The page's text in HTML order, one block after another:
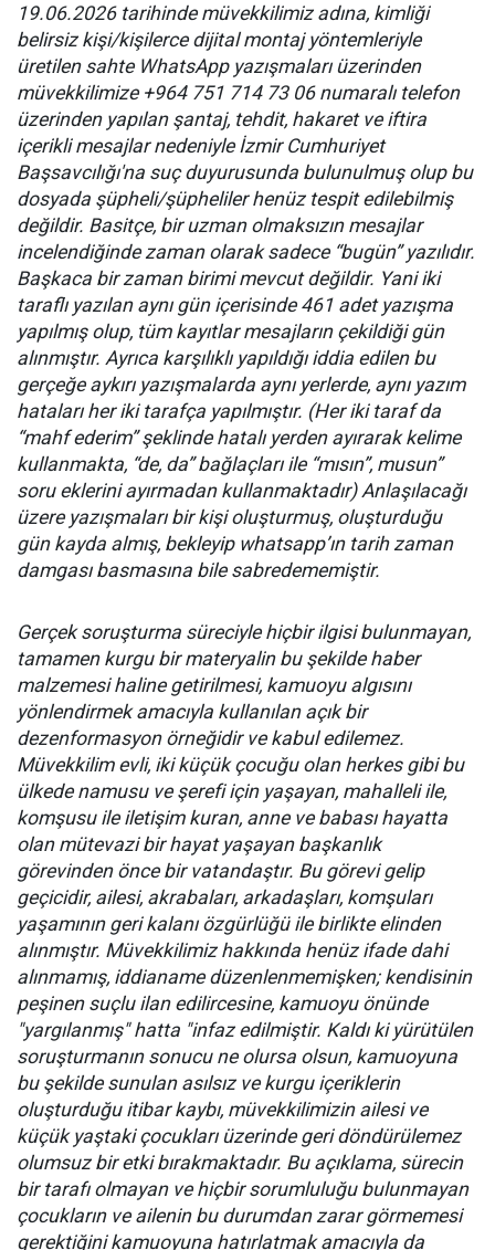
19.06.2026 tarihinde müvekkilimiz adına, kimliği
belirsiz kişi/kişilerce dijital montaj yöntemleriyle
üretilen sahte WhatsApp yazışmaları üzerinden
müvekkilimize +964 751 714 73 06 numaralı telefon
üzerinden yapılan şantaj, tehdit, hakaret ve iftira
içerikli mesajlar nedeniyle İzmir Cumhuriyet
Başsavcılığı'na suç duyurusunda bulunulmuş olup bu
dosyada şüpheli/şüpheliler henüz tespit edilebilmiş
değildir. Basitçe, bir uzman olmaksızın mesajlar
incelendiğinde zaman olarak sadece “bugün” yazılıdır.
Başkaca bir zaman birimi mevcut değildir. Yani iki
taraflı yazılan aynı gün içerisinde 461 adet yazışma
yapılmış olup, tüm kayıtlar mesajların çekildiği gün
alınmıştır. Ayrıca karşılıklı yapıldığı iddia edilen bu
gerçeğe aykırı yazışmalarda aynı yerlerde, aynı yazım
hataları her iki tarafça yapılmıştır. (Her iki taraf da
“mahf ederim” şeklinde hatalı yerden ayırarak kelime
kullanmakta, “de, da” bağlaçları ile “mısın”, musun”
soru eklerini ayırmadan kullanmaktadır) Anlaşılacağı
üzere yazışmaları bir kişi oluşturmuş, oluşturduğu
gün kayda almış, bekleyip whatsapp’ın tarih zaman
damgası basmasına bile sabredememiştir.
Gerçek soruşturma süreciyle hiçbir ilgisi bulunmayan,
tamamen kurgu bir materyalin bu şekilde haber
malzemesi haline getirilmesi, kamuoyu algısını
yönlendirmek amacıyla kullanılan açık bir
dezenformasyon örneğidir ve kabul edilemez.
Müvekkilim evli, iki küçük çocuğu olan herkes gibi bu
ülkede namusu ve şerefi için yaşayan, mahalleli ile,
komşusu ile iletişim kuran, anne ve babası hayatta
olan mütevazi bir hayat yaşayan başkanlık
görevinden önce bir vatandaştır. Bu görevi gelip
geçicidir, ailesi, akrabaları, arkadaşları, komşuları
yaşamının geri kalanı özgürlüğü ile birlikte elinden
alınmıştır. Müvekkilimiz hakkında henüz ifade dahi
alınmamış, iddianame düzenlenmemişken; kendisinin
peşinen suçlu ilan edilircesine, kamuoyu önünde
"yargılanmış" hatta "infaz edilmiştir. Kaldı ki yürütülen
soruşturmanın sonucu ne olursa olsun, kamuoyuna
bu şekilde sunulan asılsız ve kurgu içeriklerin
oluşturduğu itibar kaybı, müvekkilimizin ailesi ve
küçük yaştaki çocukları üzerinde geri döndürülemez
olumsuz bir etki bırakmaktadır. Bu açıklama, sürecin
bir tarafı olmayan ve hiçbir sorumluluğu bulunmayan
çocukların ve ailenin bu durumdan zarar görmemesi
gerektiğini kamuoyuna hatırlatmak amacıyla da